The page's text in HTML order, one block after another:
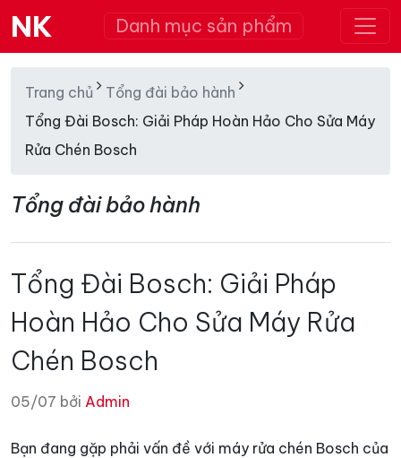
NK Danh mục sản phẩm
Trang chủ
Tổng đài bảo hành
Tổng Đài Bosch: Giải Pháp Hoàn Hảo Cho Sửa Máy
Rửa Chén Bosch
Tổng đài bảo hành
Tổng Đài Bosch: Giải Pháp
Hoàn Hảo Cho Sửa Máy Rửa
Chén Bosch
05/07 bởi Admin
Bạn đang gặp phải vấn đề với máy rửa chén Bosch của